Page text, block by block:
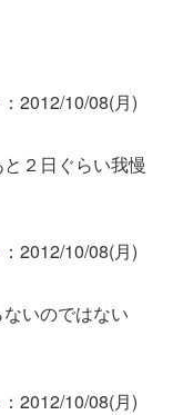
：2012/10/08(月)
２日ぐらい我慢
：2012/10/08(月)
いのではない
：2012/10/08(月)